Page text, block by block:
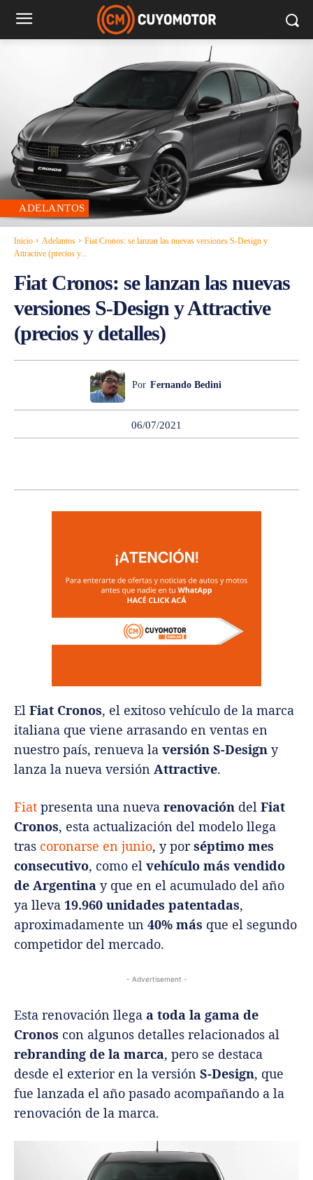
ADELANTOS
Inicio Adelantos
Fiat Cronos: se lanzan las nuevas versiones S-Design y
Attractive (precios y...
Fiat Cronos: se lanzan las nuevas
versiones S-Design y Attractive
(precios y detalles)
Por Fernando Bedini
06/07/2021
El Fiat Cronos, el exitoso vehículo de la marca
italiana que viene arrasando en ventas en
nuestro país, renueva la versión S-Design y
lanza la nueva versión Attractive.
Fiat presenta una nueva renovación del Fiat
Cronos, esta actualización del modelo llega
tras coronarse en junio, y porséptimo mes
consecutivo, como el vehículo más vendido
de Argentina y que en el acumulado del año
ya lleva 19.960 unidades patentadas,
aproximadamente un 40% más que el segundo
competidor del mercado.
- Advertisement -
Esta renovación llega a toda la gama de
Cronos con algunos detalles relacionados al
rebranding de la marca, pero se destaca
desde el exterior en la versión S-Design, que
fue lanzada el año pasado acompañando a la
renovación de la marca.